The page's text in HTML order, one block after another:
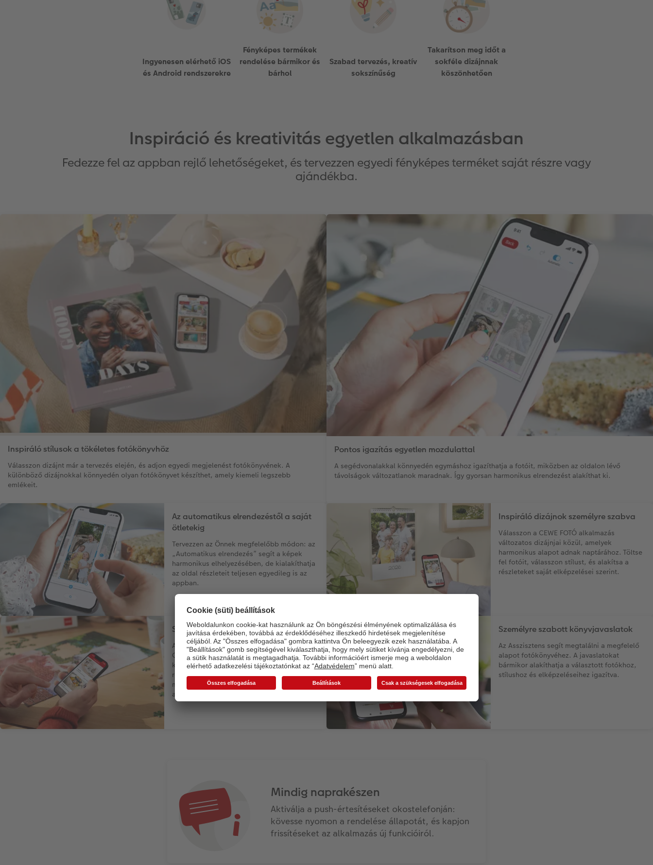
Ingyenesen elérhető iOS
és Android rendszerekre
Fényképes termékek
rendelése bármikor és
bárhol
Szabad tervezés, kreatív
sokszínűség
Takarítson meg időt a
sokféle dizájnnak
köszönhetően
Inspiráció és kreativitás egyetlen alkalmazásban
Fedezze fel az appban rejlő lehetőségeket, és tervezzen egyedi fényképes terméket saját részre vagy
ajándékba.
Inspiráló stílusok a tökéletes fotókönyvhöz
Válasszon dizájnt már a tervezés elején, és adjon egyedi megjelenést fotókönyvének. A
különböző dizájnokkal könnyedén olyan fotókönyvet készíthet, amely kiemeli legszebb
emlékeit.
Pontos igazítás egyetlen mozdulattal
A segédvonalakkal könnyedén egymáshoz igazíthatja a fotóit, miközben az oldalon lévő
távolságok változatlanok maradnak. Így gyorsan harmonikus elrendezést alakíthat ki.
Az automatikus elrendezéstől a saját
ötletekig
Tervezzen az Önnek megfelelőbb módon: az
„Automatikus elrendezés” segít a képek
harmonikus elhelyezésében, de kialakíthatja
az oldal részleteit teljesen egyedileg is az
appban.
Inspiráló dizájnok személyre szabva
Válasszon a CEWE FOTÓ alkalmazás
változatos dizájnjai közül, amelyek
harmonikus alapot adnak naptárához. Töltse
fel fotóit, válasszon stílust, és alakítsa a
részleteket saját elképzelései szerint.
Személyes ajándék minden alkalomra
Alakítsa kedvenc fotóit egyedi ajándékká a
CEWE FOTÓ alkalmazással! Válassza ki
kedvenc fotóit, szabja személyre a
részleteket, és készítsen szeretetteljes
meglepetést egyszerűen, közvetlenül az
alkalmazással.
Személyre szabott könyvjavaslatok
Az Asszisztens segít megtalálni a megfelelő
alapot fotókönyvéhez. A javaslatokat
bármikor alakíthatja a választott fotókhoz,
stílushoz és elképzeléseihez igazítva.
Mindig naprakészen
Aktiválja a push-értesítéseket okostelefonján:
kövesse nyomon a rendelése állapotát, és kapjon
frissítéseket az alkalmazás új funkcióiról.